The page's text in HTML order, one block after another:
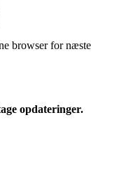
browser for næste
opdateringer.